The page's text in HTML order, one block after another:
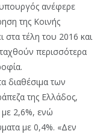
ανέφερε
της Κοινής
στα τέλη του 2016 και
περισσότερα
διαθέσιμα των
της Ελλάδος,
2,6%, ενώ
με 0,4%. «Δεν